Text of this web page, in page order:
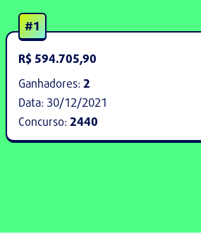
#1
R$ 594.705,90
Ganhadores: 2
Data: 30/12/2021
Concurso: 2440